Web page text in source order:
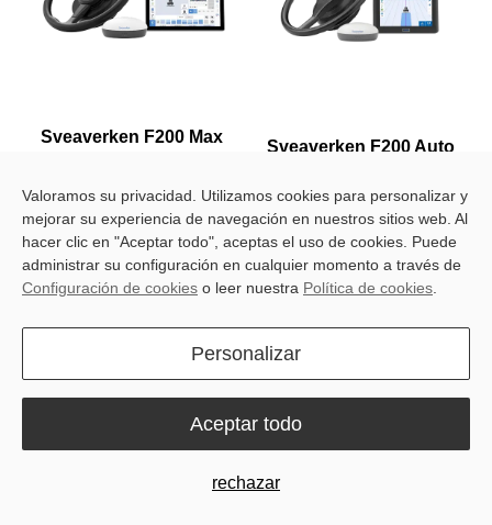
Sveaverken F200 Max
Auto steer system for
professionals
Learn More
Sveaverken F200 Auto
Easy, accurate, reliable auto
steer system
Learn More
Valoramos su privacidad. Utilizamos cookies para personalizar y
mejorar su experiencia de navegación en nuestros sitios web. Al
hacer clic en "Aceptar todo", aceptas el uso de cookies. Puede
administrar su configuración en cualquier momento a través de
Configuración de cookies o leer nuestra Política de cookies
Personalizar
rechazar
Aceptar todo